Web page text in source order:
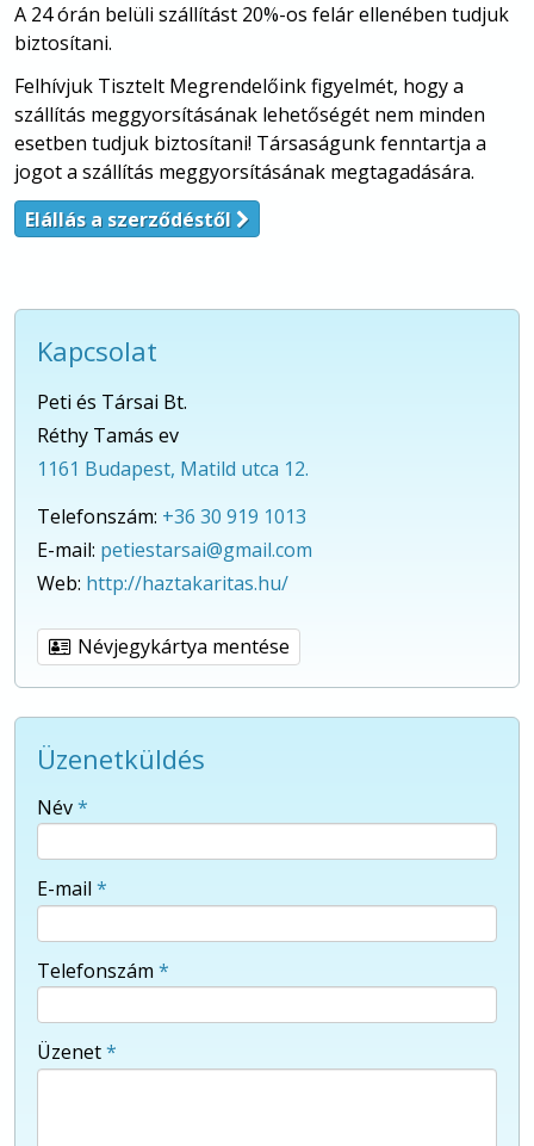
A 24 órán belüli szállítást 20%-os felár ellenében tudjuk
biztosítani.
Felhívjuk Tisztelt Megrendelőink figyelmét, hogy a
szállítás meggyorsításának lehetőségét nem minden
esetben tudjuk biztosítani! Társaságunk fenntartja a
jogot a szállítás meggyorsításának megtagadására.
Elállás a szerződéstől
Kapcsolat
Peti és Társai Bt.
Réthy Tamás ev
1161 Budapest, Matild utca 12.
Telefonszám: +36 30 919 1013
E-mail: petiestarsai@gmail.com
Web: http://haztakaritas.hu/
Névjegykártya mentése
Üzenetküldés
-
Név*
E-mail *
Telefonszám *
Üzenet*